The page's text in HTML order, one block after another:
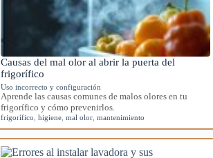
Causas del mal olor al abrir la puerta del
frigorífico
Uso incorrecto y configuración
Aprende las causas comunes de malos olores en tu
frigorífico y cómo prevenirlos.
frigorífico ,higiene ,mal olor ,mantenimiento